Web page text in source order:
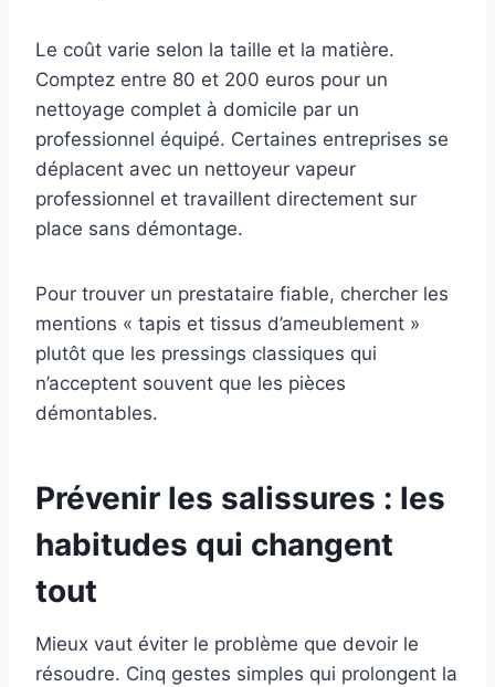
Le coût varie selon la taille et la matière.
Comptez entre 80 et 200 euros pour un
nettoyage complet à domicile par un
professionnel équipé. Certaines entreprises se
déplacent avec un nettoyeur vapeur
professionnel et travaillent directement sur
place sans démontage.
Pour trouver un prestataire fiable, chercher les
mentions « tapis et tissus d’ameublement »
plutôt que les pressings classiques qui
n’acceptent souvent que les pièces
démontables.
Prévenir les salissures : les
habitudes qui changent
tout
Mieux vaut éviter le problème que devoir le
résoudre. Cinq gestes simples qui prolongent la